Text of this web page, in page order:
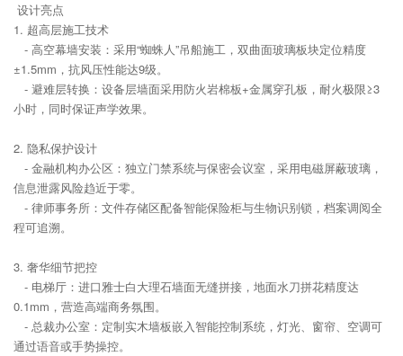
设计亮点
1. 超高层施工技术
- 高空幕墙安装：采用“蜘蛛人”吊船施工，双曲面玻璃板块定位精度
±1.5mm，抗风压性能达9级。
- 避难层转换：设备层墙面采用防火岩棉板+金属穿孔板，耐火极限≥3
小时，同时保证声学效果。
2. 隐私保护设计
- 金融机构办公区：独立门禁系统与保密会议室，采用电磁屏蔽玻璃，
信息泄露风险趋近于零。
- 律师事务所：文件存储区配备智能保险柜与生物识别锁，档案调阅全
程可追溯。
3. 奢华细节把控
- 电梯厅：进口雅士白大理石墙面无缝拼接，地面水刀拼花精度达
0.1mm，营造高端商务氛围。
- 总裁办公室：定制实木墙板嵌入智能控制系统，灯光、窗帘、空调可
通过语音或手势操控。